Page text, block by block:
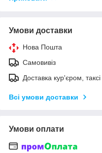
Умови доставки
Нова Пошта
Самовивіз
Доставка кур'єром, таксі
Всі умови доставки
Умови оплати